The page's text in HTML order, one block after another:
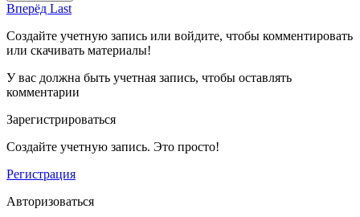
Вперёд Last
Создайте учетную запись или войдите, чтобы комментировать
или скачивать материалы!
У вас должна быть учетная запись, чтобы оставлять
комментарии
Зарегистрироваться
Создайте учетную запись. Это просто!
Регистрация
Авторизоваться